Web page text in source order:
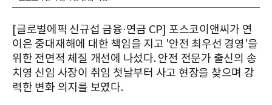
[글로벌에픽 신규섭 금융·연금 CP] 포스코이앤씨가 연
이은 중대재해에 대한 책임을 지고 '안전 최우선 경영'을
위한 전면적 체질 개선에 나섰다. 안전 전문가 출신의 송
치영 신임 사장이 취임 첫날부터 사고 현장을 찾으며 강
력한 변화 의지를 보였다.